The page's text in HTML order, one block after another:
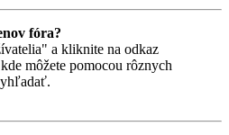
fóra?
a kliknite na odkaz
môžete pomocou rôznych